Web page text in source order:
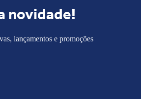
novidade!
lançamentos e promoções